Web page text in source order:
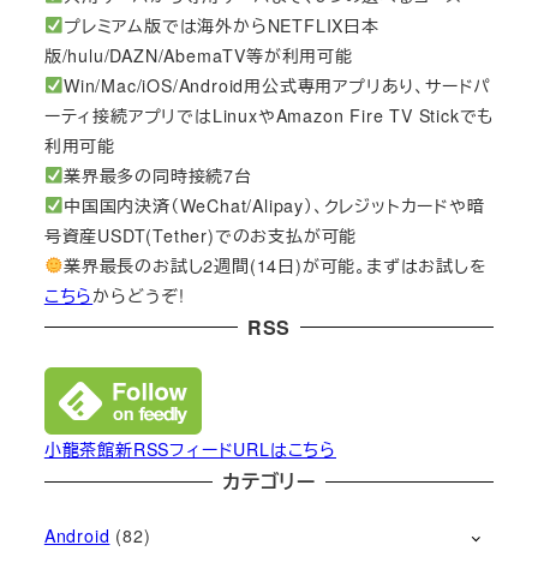
プレミアム版では海外からNETFLIX日本
版/hulu/DAZN/AbemaTV等が利用可能
Win/Mac/iOS/Android用公式専用アプリあり、サードパ
ーティ接続アプリではLinuxやAmazon Fire TV Stickでも
利用可能
業界最多の同時接続7台
中国国内決済（WeChat/Alipay）、クレジットカードや暗
号資産USDT(Tether)でのお支払が可能
業界最長のお試し2週間(14日)が可能。まずはお試しを
こちらからどうぞ!
RSS
小龍茶館新RSSフィードURLはこちら
カテゴリー
Android (82)